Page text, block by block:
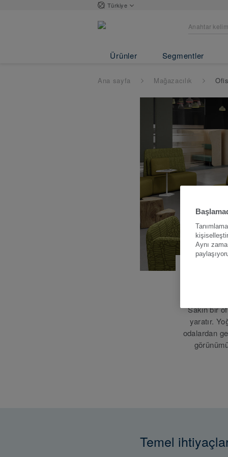
Türkiye
Ürünler Segmentler
Ana sayfa Mağazacılık
Sakin bir
yaratır.
odalardan
Temel
Aynı